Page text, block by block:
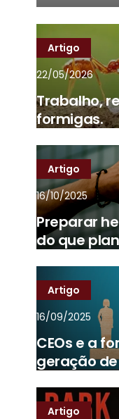
Artigo
22/05/2026
Trabalho,
formigas.
Artigo
16/10/2025
Preparar
do que
Artigo
16/09/2025
CEOs e a
geração
Artigo